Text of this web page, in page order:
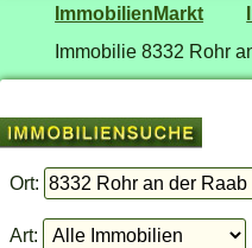
ImmobilienMarkt
Immobilie 8332 Rohr
Ort:
Art: